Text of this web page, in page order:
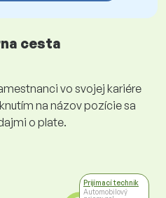
cesta
vo svojej kariére
na názov pozície sa
o plate.
Prijímací technik
Automobilový